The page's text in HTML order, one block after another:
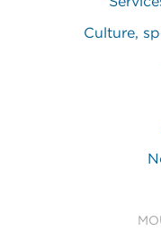
Culture,